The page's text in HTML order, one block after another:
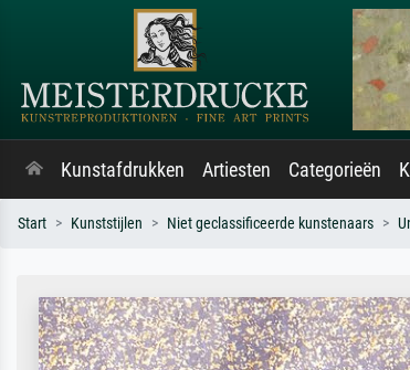
Kunstafdrukken Artiesten Categorieën
Start Kunststijlen Niet geclassificeerde kunstenaars